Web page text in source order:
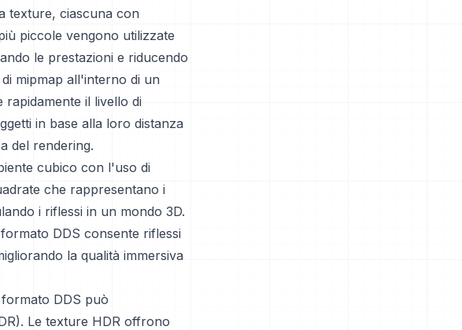
texture, ciascuna con
piccole vengono utilizzate
le prestazioni e riducendo
mipmap all'interno di un
il livello di
in base alla loro distanza
del rendering.
cubico con l'uso di
che rappresentano i
i riflessi in un mondo 3D.
DDS consente riflessi
la qualità immersiva
DDS può
Le texture HDR offrono